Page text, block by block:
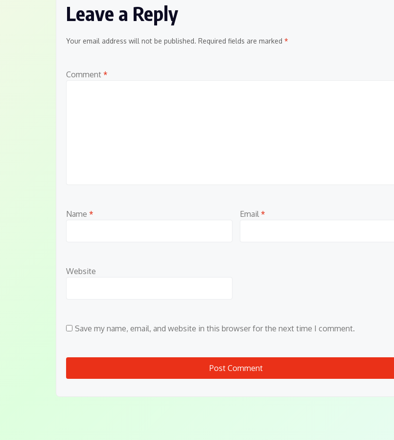
Leave a Reply
Your email address will not be published. Required fields are marked *
Comment *
Name * Email *
Website
Save my name, email, and website in this browser for the next time I comment.